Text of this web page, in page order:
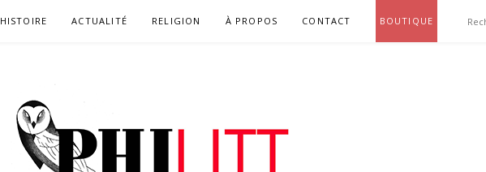
HISTOIRE ACTUALITÉ RELIGION À PROPOS CONTACT BOUTIQUE